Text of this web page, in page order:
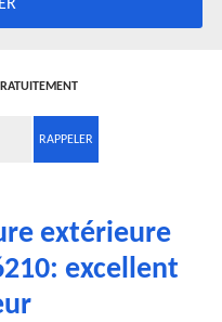
extérieure
excellent